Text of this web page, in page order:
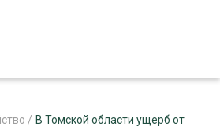
/ В Томской области ущерб от